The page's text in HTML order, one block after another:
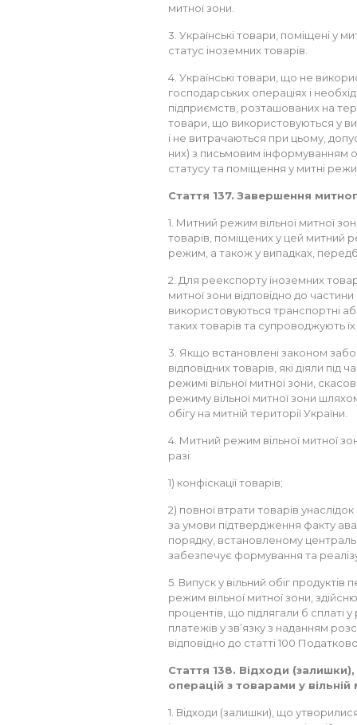
митної зони.
3. Українські товари, поміщені у
статус іноземних товарів.
4. Українські товари, що не
господарських операціях і
підприємств, розташованих на
товари, що використовуються у
і не витрачаються при цьому,
них) з письмовим інформуванням
статусу та поміщення у митні
Стаття 137. Завершення
1. Митний режим вільної митної
товарів, поміщених у цей митний
режим, а також у випадках,
2. Для реекспорту іноземних
митної зони відповідно до
використовуються транспортні
таких товарів та супроводжують
3. Якщо встановлені законом
відповідних товарів, які діяли
режимі вільної митної зони,
режиму вільної митної зони
обігу на митній території України.
4. Митний режим вільної митної
разі:
1) конфіскації товарів;
2) повної втрати товарів
за умови підтвердження факту
порядку, встановленому
забезпечує формування та
5. Випуск у вільний обіг
режим вільної митної зони,
процентів, що підлягали б сплаті
платежів у зв’язку з наданням
відповідно до статті 100
Стаття 138. Відходи
операцій з товарами у вільній
1. Відходи (залишки), що